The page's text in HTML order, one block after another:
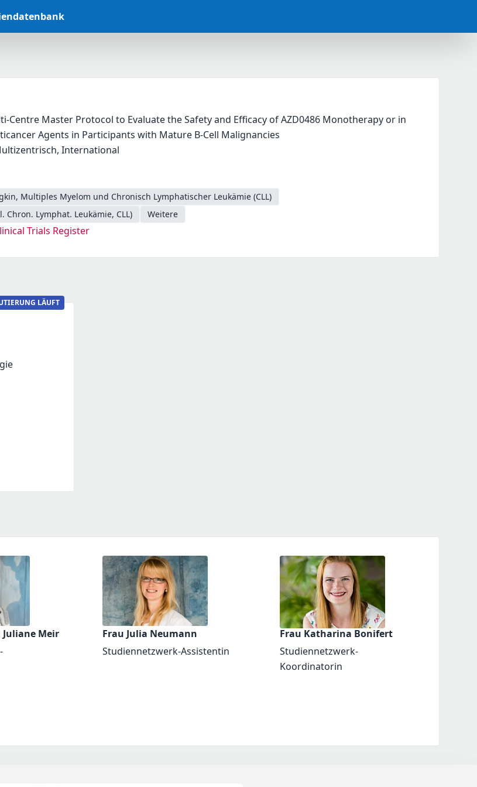
Centre Master Protocol to Evaluate the Safety and Efficacy of AZD0486 Monotherapy or in
Agents in Participants with Mature B-Cell Malignancies
International
Multiples Myelom und Chronisch Lymphatischer Leukämie (CLL)
Chron. Lymphat. Leukämie, CLL)
Weitere
Trials Register
LÄUFT
Juliane Meir
Frau Julia Neumann
Studiennetzwerk-Assistentin
Frau Katharina Bonifert
Studiennetzwerk-
Koordinatorin